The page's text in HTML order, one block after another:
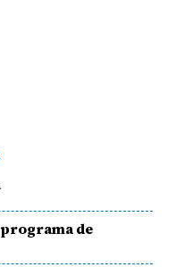
de